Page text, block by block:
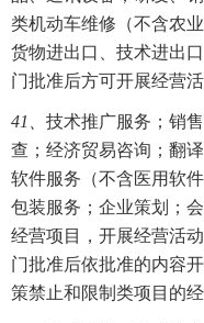
类机动车维修（不含农
货物进出口、技术进出
门批准后方可开展经营
41、 技术推广服务；销
查；经济贸易咨询；翻
软件服务（不含医用软
包装服务；企业策划；
经营项目，开展经营活
门批准后依批准的内容
策禁止和限制类项目的